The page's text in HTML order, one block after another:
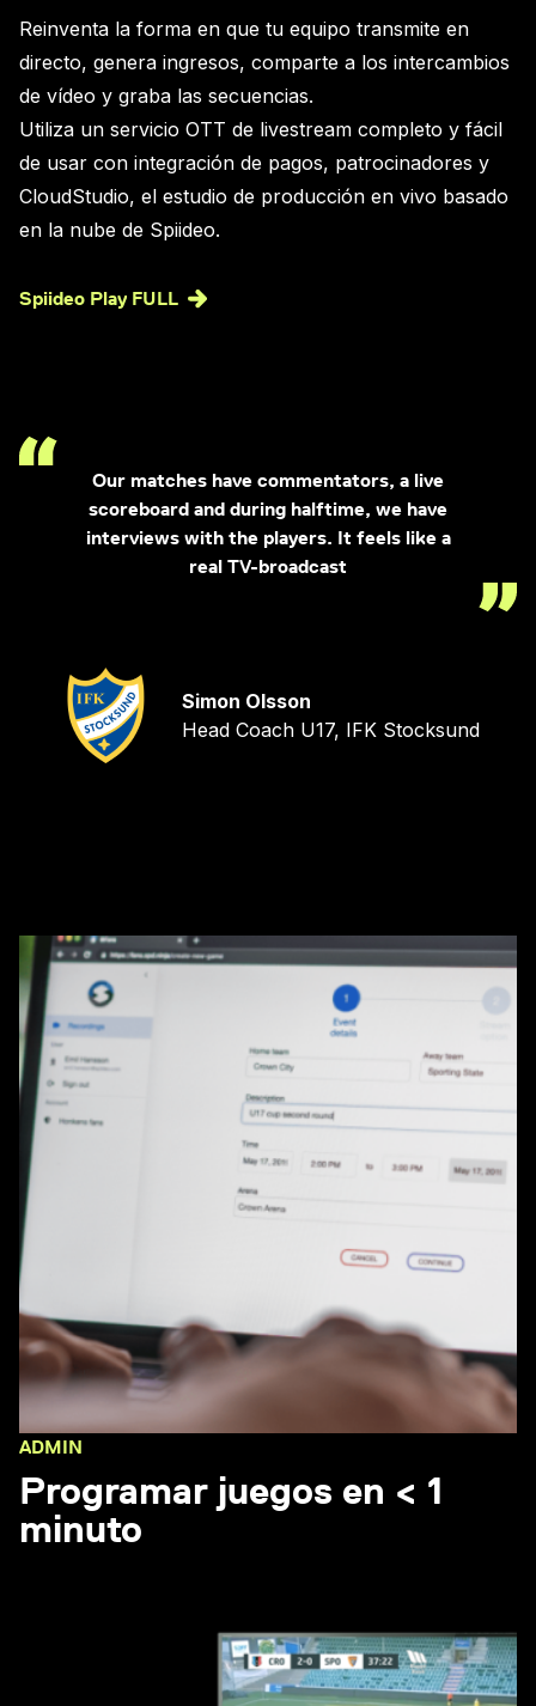
Reinventa la forma en que tu equipo transmite en
directo, genera ingresos, comparte a los intercambios
de vídeo y graba las secuencias.
Utiliza un servicio OTT de livestream completo y fácil
de usar con integración de pagos, patrocinadores y
CloudStudio, el estudio de producción en vivo basado
en la nube de Spiideo.
Spiideo Play FULL
Our matches have commentators, a live
scoreboard and during halftime, we have
interviews with the players. It feels like a
real TV-broadcast
Simon Olsson
Head Coach U17, IFK Stocksund
ADMIN
Programar juegos en < 1
minuto